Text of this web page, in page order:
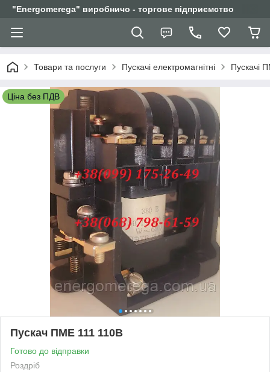
"Еnergomerega" виробничо - торгове підприємство
Товари та послуги Пускачі електромагнітні Пускачі
Ціна без ПДВ
Пускач ПМЕ 111 110В
Готово до відправки
Роздріб